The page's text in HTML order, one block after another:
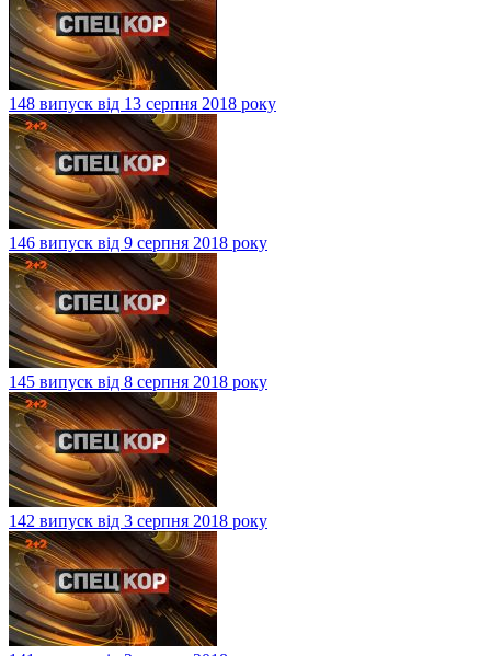
148 випуск від 13 серпня 2018 року
146 випуск від 9 серпня 2018 року
145 випуск від 8 серпня 2018 року
142 випуск від 3 серпня 2018 року